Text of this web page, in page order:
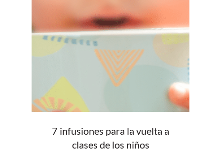
7 infusiones para la vuelta a
clases de los niños